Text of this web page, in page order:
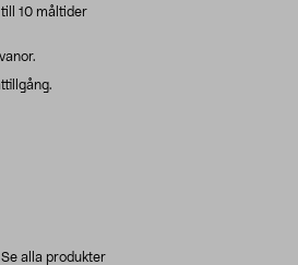
10 måltider
Se alla produkter